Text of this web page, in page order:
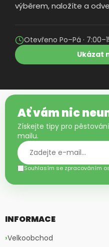
výběrem, naložíte a
Otevřeno Po–Pá ·
Ukázat
Ať vám nic
Získejte tipy pro
mailu.
Souhlasím se zpracováním
INFORMACE
Velkoobchod